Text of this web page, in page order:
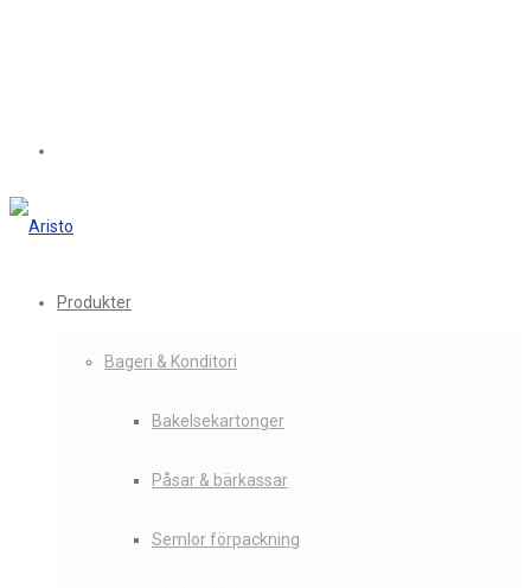
Produkter
Bageri & Konditori
Bakelsekartonger
Påsar & bärkassar
Semlor förpackning